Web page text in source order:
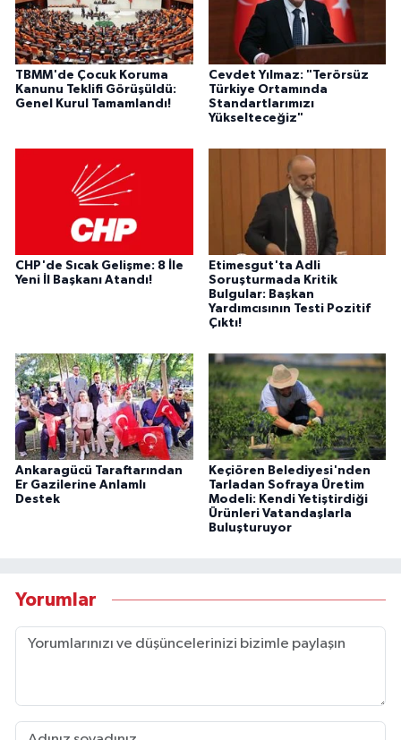
TBMM'de Çocuk Koruma
Kanunu Teklifi Görüşüldü:
Genel Kurul Tamamlandı!
Cevdet Yılmaz: "Terörsüz
Türkiye Ortamında
Standartlarımızı
Yükselteceğiz"
CHP'de Sıcak Gelişme: 8 İle
Yeni İl Başkanı Atandı!
Etimesgut'ta Adli
Soruşturmada Kritik
Bulgular: Başkan
Yardımcısının Testi Pozitif
Çıktı!
Ankaragücü Taraftarından
Er Gazilerine Anlamlı
Destek
Keçiören Belediyesi'nden
Tarladan Sofraya Üretim
Modeli: Kendi Yetiştirdiği
Ürünleri Vatandaşlarla
Buluşturuyor
Yorumlar